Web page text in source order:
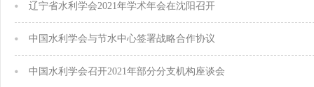
辽宁省水利学会2021年学术年会在沈阳召开
中国水利学会与节水中心签署战略合作协议
中国水利学会召开2021年部分分支机构座谈会